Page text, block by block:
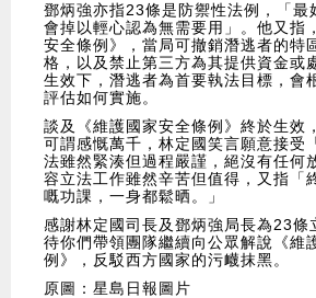
鄧炳強亦指23條是防禦性法例，「最
會掉以輕心認為無需要用」。他又指
安全條例》，當局可撤銷潛逃者的特
格，以及禁止第三方為其提供資金或
生效下，潛逃者為首要執法目標，會
評估如何實施。
談及《維護國家安全條例》終於生效
可謂感慨萬千，林定國笑言願意接受
法雖然緊湊但過程嚴謹，絕沒有任何
容立法工作雖然辛苦但值得，又指「
嘅功課，一身都鬆晒。」
感謝林定國司長及鄧炳強局長為23條
待你們帶領團隊繼續向公眾解說《維
例》，反駁西方國家的污衊抹黑。
原圖：星島日報圖片